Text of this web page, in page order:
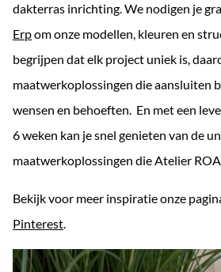
dakterras inrichting. We nodigen je
Erpom onze modellen, kleuren en
begrijpen dat elk project uniek is,
maatwerkoplossingen die aansluiten
wensen en behoeften. En met een
6 weken kan je snel genieten van de
maatwerkoplossingen die Atelier
Bekijk voor meer inspiratie onze
Pinterest.